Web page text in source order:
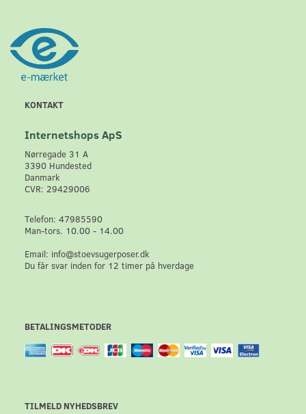
KONTAKT
Internetshops ApS
Nørregade 31 A
3390 Hundested
Danmark
CVR: 29429006
Telefon: 47985590
Man-tors. 10.00 - 14.00
Email: info@stoevsugerposer.dk
Du får svar inden for 12 timer på hverdage
BETALINGSMETODER
TILMELD NYHEDSBREV